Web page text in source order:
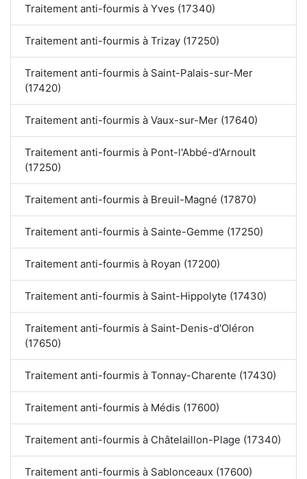
Traitement anti-fourmis à Yves (17340)
Traitement anti-fourmis à Trizay (17250)
Traitement anti-fourmis à Saint-Palais-sur-Mer
(17420)
Traitement anti-fourmis à Vaux-sur-Mer (17640)
Traitement anti-fourmis à Pont-l'Abbé-d'Arnoult
(17250)
Traitement anti-fourmis à Breuil-Magné (17870)
Traitement anti-fourmis à Sainte-Gemme (17250)
Traitement anti-fourmis à Royan (17200)
Traitement anti-fourmis à Saint-Hippolyte (17430)
Traitement anti-fourmis à Saint-Denis-d'Oléron
(17650)
Traitement anti-fourmis à Tonnay-Charente (17430)
Traitement anti-fourmis à Médis (17600)
Traitement anti-fourmis à Châtelaillon-Plage (17340)
Traitement anti-fourmis à Sablonceaux (17600)